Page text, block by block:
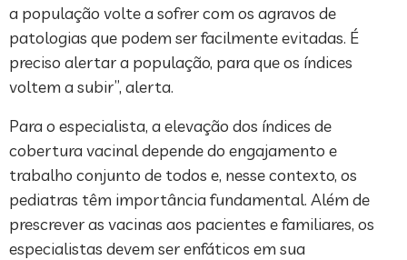
a população volte a sofrer com os agravos de
patologias que podem ser facilmente evitadas. É
preciso alertar a população, para que os índices
voltem a subir”, alerta.
Para o especialista, a elevação dos índices de
cobertura vacinal depende do engajamento e
trabalho conjunto de todos e, nesse contexto, os
pediatras têm importância fundamental. Além de
prescrever as vacinas aos pacientes e familiares, os
especialistas devem ser enfáticos em sua